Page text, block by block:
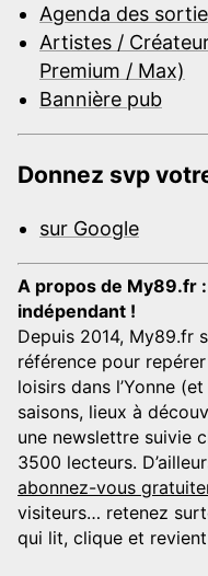
Agenda des
Artistes /
Premium / Max)
Bannière pub
Donnez svp
sur Google
A propos de My89.fr
indépendant !
Depuis 2014, My89.fr
référence pour
loisirs dans l’Yonne
saisons, lieux à
une newslettre suivie
3500 lecteurs.
abonnez-vous
visiteurs… retenez
qui lit, clique et